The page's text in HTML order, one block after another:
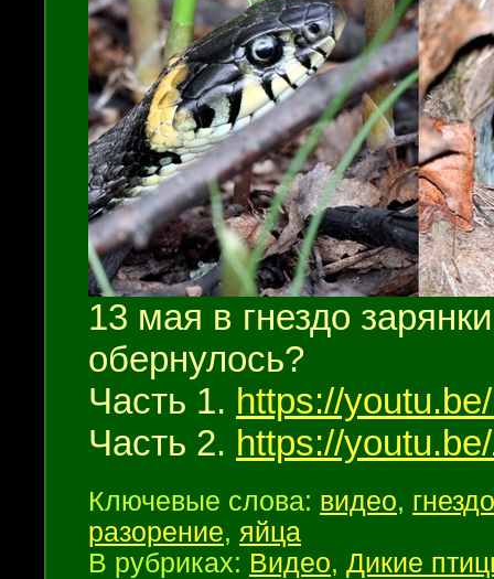
13 мая в гнездо
обернулось?
Часть 1. https://
Часть 2. https://
Ключевые слова: видео, гнездо
разорение, яйца
В рубриках: Видео, Дикие